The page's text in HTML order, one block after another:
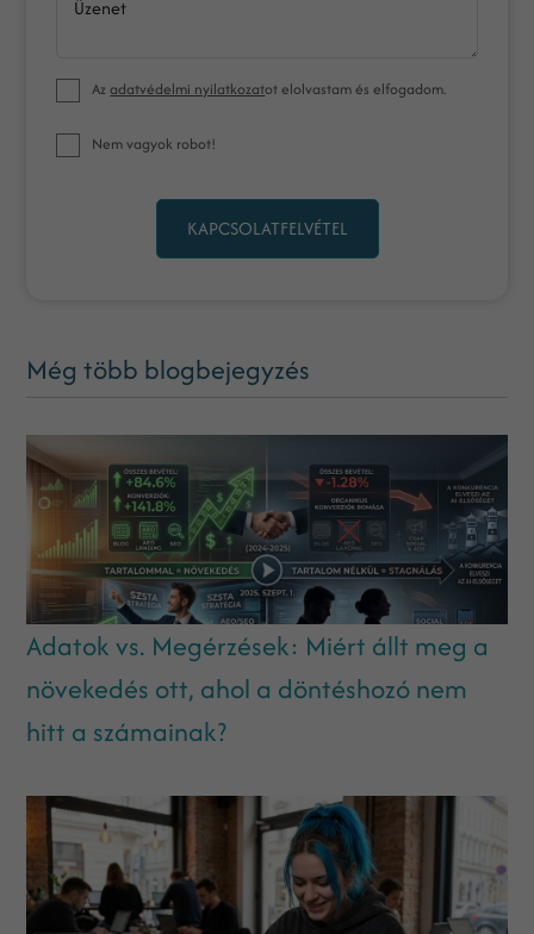
Üzenet
Azadatvédelmi nyilatkozatot elolvastam és elfogadom.
Nem vagyok robot!
KAPCSOLATFELVÉTEL
Még több blogbejegyzés
Adatok vs. Megérzések: Miért állt meg a
növekedés ott, ahol a döntéshozó nem
hitt a számainak?